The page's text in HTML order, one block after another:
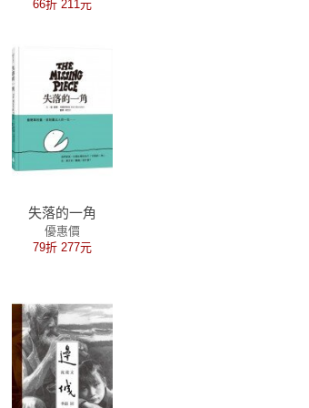
貝卡．寇柏經典繪
66折 211元
失落的一角
優惠價
79折 277元